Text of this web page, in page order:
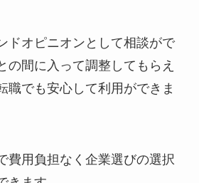
ドオピニオンとして相談がで
の間に入って調整してもらえ
職でも安心して利用ができま
費用負担なく企業選びの選択